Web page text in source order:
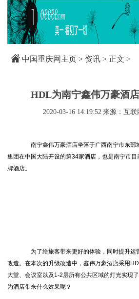
中国重庆网主页 > 资讯 > 正文 >
HDL为南宁鑫伟万豪酒
2020-03-16 14:19:52 来源：互联
南宁鑫伟万豪酒店坐落于广西南宁市东部
集团在中国大陆开设的第34家酒店，也是南宁市
牌酒店。
为了给旅客带来更好的体验，同时提升运
改造。在本次的升级改造中，鑫伟万豪酒店采用
大堂、会议室以及1-2层所有公共区域的灯光实现
为酒店带来什么效果呢？